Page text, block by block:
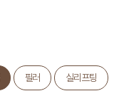
필러 실리프팅